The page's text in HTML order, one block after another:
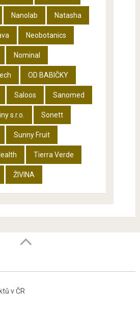
Nanolab Natasha
Neobotanics
Nominal
OD BABIČKY
Saloos Sanomed
s.r.o. Sonett
Sunny Fruit
Tierra Verde
ŽIVINA
v ČR